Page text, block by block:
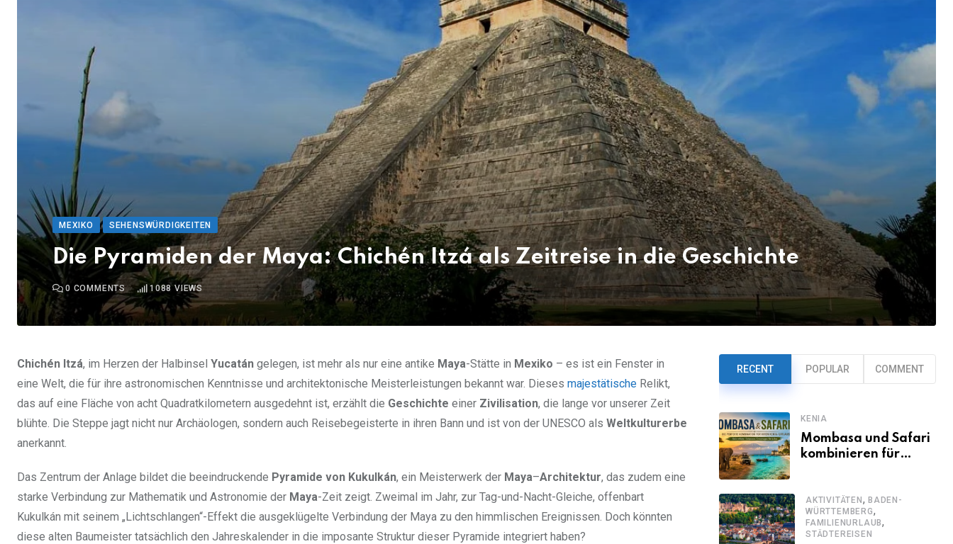
MEXIKO SEHENSWÜRDIGKEITEN
Die Pyramiden der Maya: Chichén Itzá als Zeitreise in die Geschichte
0 COMMENTS 1088VIEWS
Chichén Itzá, im Herzen der Halbinsel Yucatán gelegen, ist mehr als nur eine antike Maya-Stätte in Mexiko – es ist ein Fenster in
eine Welt, die für ihre astronomischen Kenntnisse und architektonische Meisterleistungen bekannt war. Dieses majestätische Relikt,
das auf eine Fläche von acht Quadratkilometern ausgedehnt ist, erzählt die Geschichte einer Zivilisation, die lange vor unserer Zeit
blühte. Die Steppe jagt nicht nur Archäologen, sondern auch Reisebegeisterte in ihren Bann und ist von der UNESCO als Weltkulturerbe
anerkannt.
Das Zentrum der Anlage bildet die beeindruckende Pyramide von Kukulkán, ein Meisterwerk der Maya–Architektur, das zudem eine
starke Verbindung zur Mathematik und Astronomie der Maya-Zeit zeigt. Zweimal im Jahr, zur Tag-und-Nacht-Gleiche, offenbart
Kukulkán mit seinem „Lichtschlangen“-Effekt die ausgeklügelte Verbindung der Maya zu den himmlischen Ereignissen. Doch könnten
diese alten Baumeister tatsächlich den Jahreskalender in die imposante Struktur dieser Pyramide integriert haben?
RECENT POPULAR COMMENT
KENIA
Mombasa und Safari
kombinieren für
Kenia-Urlaub
AKTIVITÄTEN , BADEN-
WÜRTTEMBERG,
FAMILIENURLAUB,
STÄDTEREISEN